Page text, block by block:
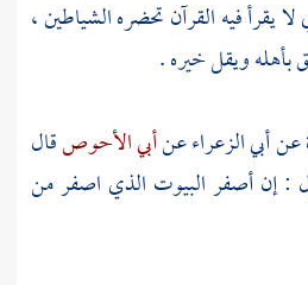
يقرأ فيه القرآن تحضره الشياطين ،
بأهله ويقل خيره .
عنأبي الزعراءعنأبي الأحوصقال
: إن أصفر البيوت الذي اصفر من